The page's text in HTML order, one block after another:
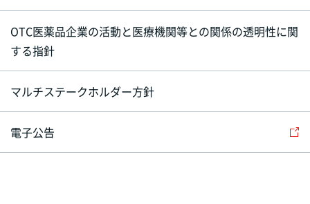
OTC医薬品企業の活動と医療機関等との関係の透明性に関
する指針
マルチステークホルダー方針
電子公告